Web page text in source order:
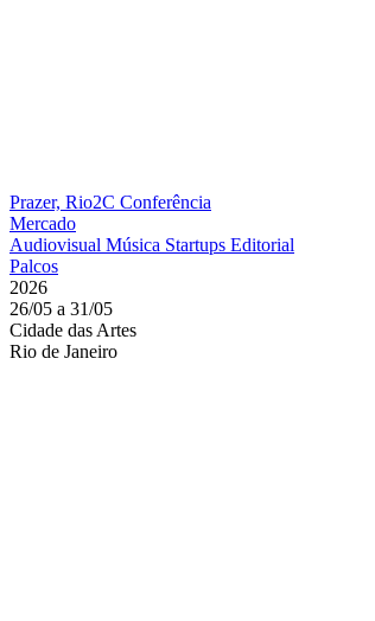
Prazer, Rio2C Conferência
Mercado
Audiovisual Música Startups Editorial
Palcos
2026
26/05 a 31/05
Cidade das Artes
Rio de Janeiro